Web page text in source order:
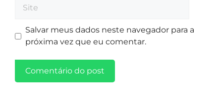
Salvar meus dados neste navegador para a
próxima vez que eu comentar.